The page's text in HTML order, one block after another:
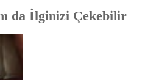
da İlginizi Çekebilir